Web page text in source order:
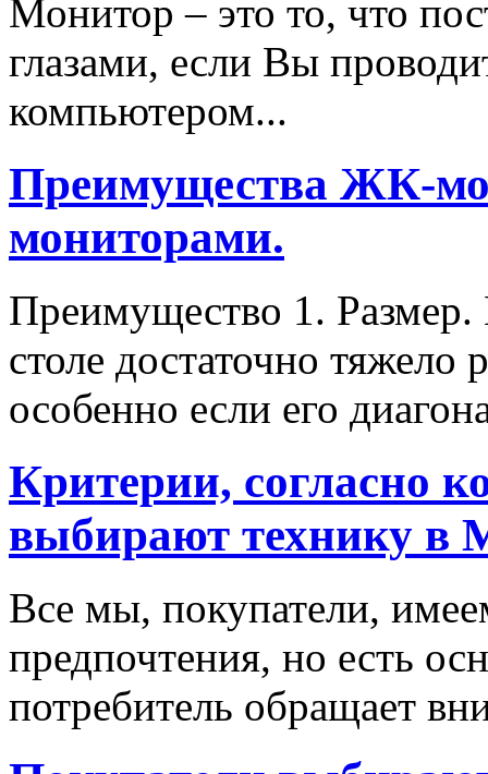
Монитор – это то, что
глазами, если Вы
компьютером...
Преимущества ЖК-
мониторами.
Преимущество 1.
столе достаточно
особенно если его
Критерии, согласно
выбирают технику в
Все мы, покупатели,
предпочтения, но есть
потребитель обращает